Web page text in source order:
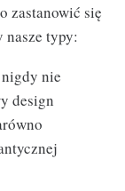
zastanowić się
nasze typy:
nie
design